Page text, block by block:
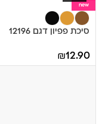
new
סיכת פפיון דגם 12196
12.90
₪